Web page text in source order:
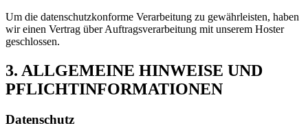
Um die datenschutzkonforme Verarbeitung zu gewährleisten, haben
wir einen Vertrag über Auftragsverarbeitung mit unserem Hoster
geschlossen.
3. ALLGEMEINE HINWEISE UND
PFLICHTINFORMATIONEN
Datenschutz